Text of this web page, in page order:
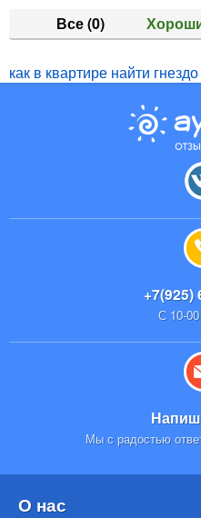
Все(0)
как в квартире найти
+7(925)
С 10-
Мы с радостью
О нас